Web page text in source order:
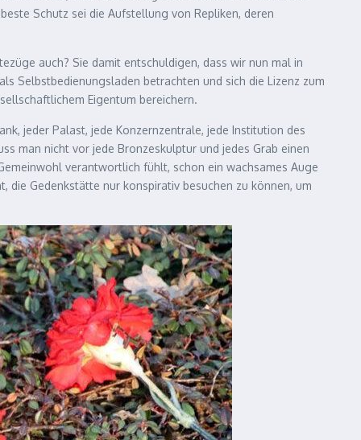
Schutz sei die Aufstellung von Repliken, deren
auch? Sie damit entschuldigen, dass wir nun mal in
Selbstbedienungsladen betrachten und sich die Lizenz zum
Eigentum bereichern.
jeder Palast, jede Konzernzentrale, jede Institution des
man nicht vor jede Bronzeskulptur und jedes Grab einen
verantwortlich fühlt, schon ein wachsames Auge
Gedenkstätte nur konspirativ besuchen zu können, um